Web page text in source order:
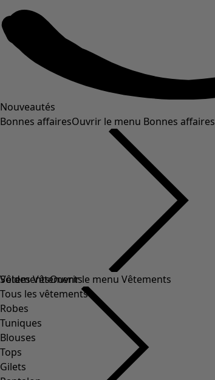
Nouveautés
Bonnes affairesOuvrir le menu Bonnes affaires
Soldes Vêtements
Tous les vêtements
Robes
Tuniques
Blouses
Tops
Gilets
VêtementsOuvrir le menu Vêtements